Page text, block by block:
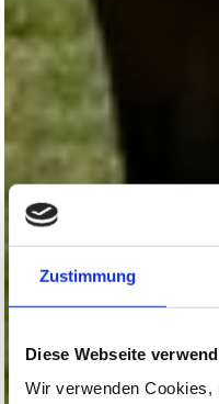
Zustimmung
Diese Webseite
Wir verwenden Cookies,